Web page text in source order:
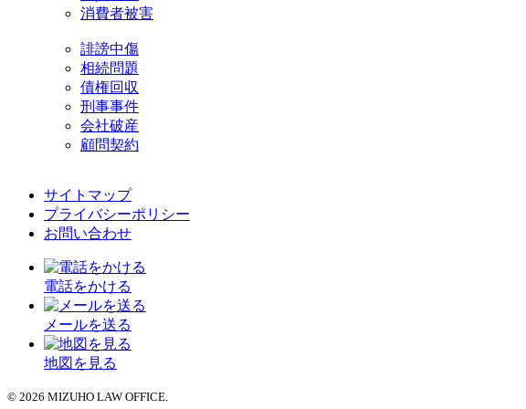
消費者被害
誹謗中傷
相続問題
債権回収
刑事事件
会社破産
顧問契約
サイトマップ
プライバシーポリシー
お問い合わせ
電話をかける
メールを送る
地図を見る
© 2026 MIZUHO LAW OFFICE.